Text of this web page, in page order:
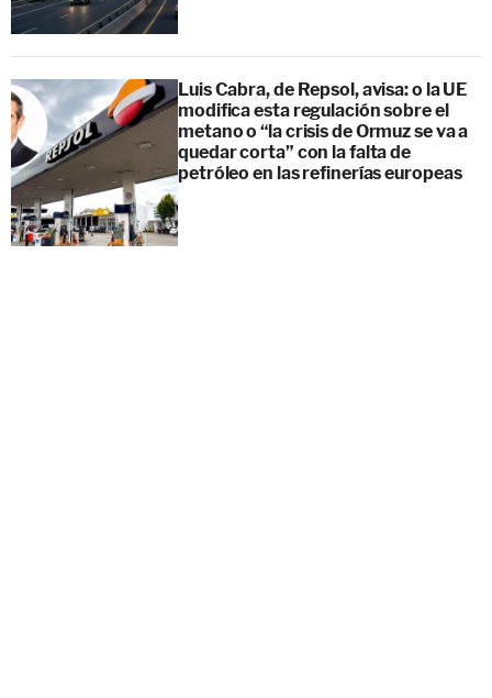
Luis Cabra, de Repsol, avisa: o la UE
modifica esta regulación sobre el
metano o “la crisis de Ormuz se va a
quedar corta” con la falta de
petróleo en las refinerías europeas